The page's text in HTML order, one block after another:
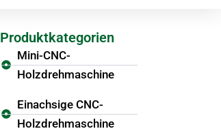
Produktkategorien
Mini-CNC-
Holzdrehmaschine
Einachsige CNC-
Holzdrehmaschine